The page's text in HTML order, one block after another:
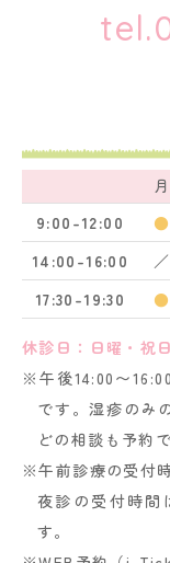
月
9:00-12:00
●
14:00-16:00
／
17:30-19:30
●
休診日：日曜・祝日
※午後14:00〜
です。湿疹のみ
どの相談も予約
※午前診療の受付
夜診の受付時間
す。